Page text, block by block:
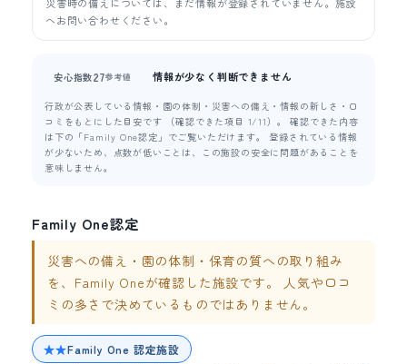
へお問い合わせください。
安心指数27参考値 情報が少なく判断できません
行政が公表している情報・園の体制・災害への備え・情報の新しさ・口
コミをもとにした目安です （確認できた項目 1/11）。 確認できた内容
は下の「Family One認定」でご覧いただけます。 登録されている情報
が少ないため、点数が低いことは、この施設の安全に問題があることを
意味しません。
Family One認定
災害への備え・園の体制・保育の質への取り組み
を、Family Oneが確認した施設です。 人気や口コ
ミの多さで決めているものではありません。
★★Family One 認定施設